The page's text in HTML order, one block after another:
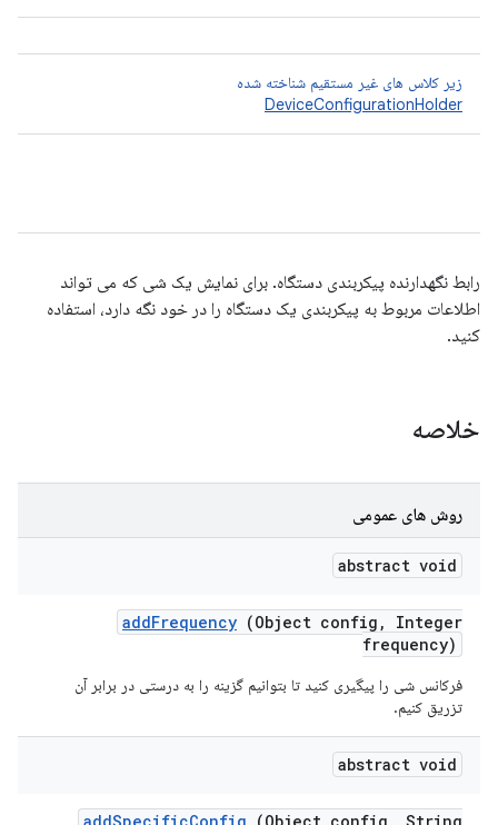
زیر کلاس های غیر مستقیم شناخته شده
DeviceConfigurationHolder
رابط نگهدارنده پیکربندی دستگاه. برای نمایش یک شی که می تواند
اطلاعات مربوط به پیکربندی یک دستگاه را در خود نگه دارد، استفاده
کنید.
خلاصه
روش های عمومی
abstract void
addFrequency (Object config ,
Integer
frequency)
فرکانس شی را پیگیری کنید تا بتوانیم گزینه را به درستی در برابر آن
تزریق کنیم.
abstract void